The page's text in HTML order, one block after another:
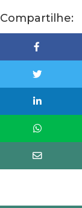
Compartilhe: